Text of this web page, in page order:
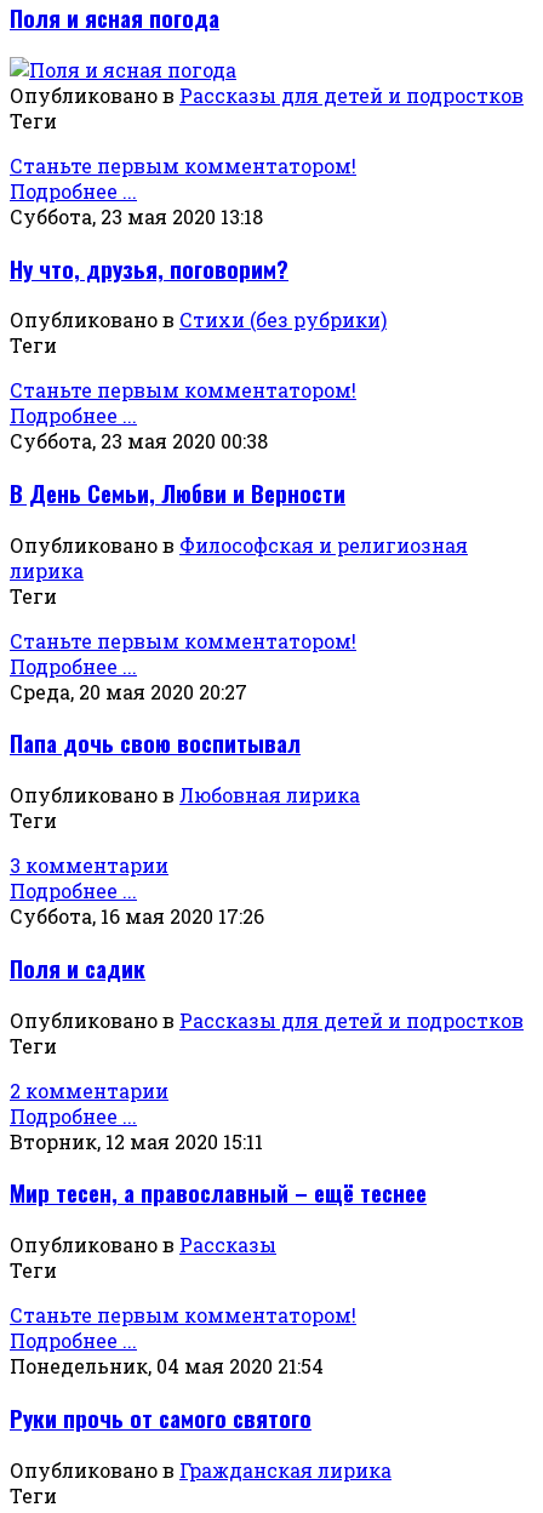
Поля и ясная погода
Опубликовано в Рассказы для детей и подростков
Теги
Станьте первым комментатором!
Подробнее ...
Суббота, 23 мая 2020 13:18
Ну что, друзья, поговорим?
Опубликовано в Стихи (без рубрики)
Теги
Станьте первым комментатором!
Подробнее ...
Суббота, 23 мая 2020 00:38
В День Семьи, Любви и Верности
Опубликовано в Философская и религиозная
лирика
Теги
Станьте первым комментатором!
Подробнее ...
Среда, 20 мая 2020 20:27
Папа дочь свою воспитывал
Опубликовано в Любовная лирика
Теги
3 комментарии
Подробнее ...
Суббота, 16 мая 2020 17:26
Поля и садик
Опубликовано в Рассказы для детей и подростков
Теги
2 комментарии
Подробнее ...
Вторник, 12 мая 2020 15:11
Мир тесен, а православный – ещё теснее
Опубликовано в Рассказы
Теги
Станьте первым комментатором!
Подробнее ...
Понедельник, 04 мая 2020 21:54
Руки прочь от самого святого
Опубликовано в Гражданская лирика
Теги